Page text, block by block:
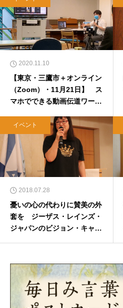
2020.11.10
【東京・三鷹市＋オンライン
（Zoom）・11月21日】 ス
マホでできる動画伝道ワーク
りかたについて：より魅力的
な動画にするために」
イベント
2018.07.28
憂いの心の代わりに賛美の外
套を ジーザス・レインズ・
ジャパンのビジョン・キャス